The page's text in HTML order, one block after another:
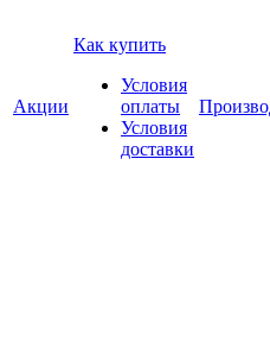
Акции
Как купить
Условия
оплаты
Условия
доставки